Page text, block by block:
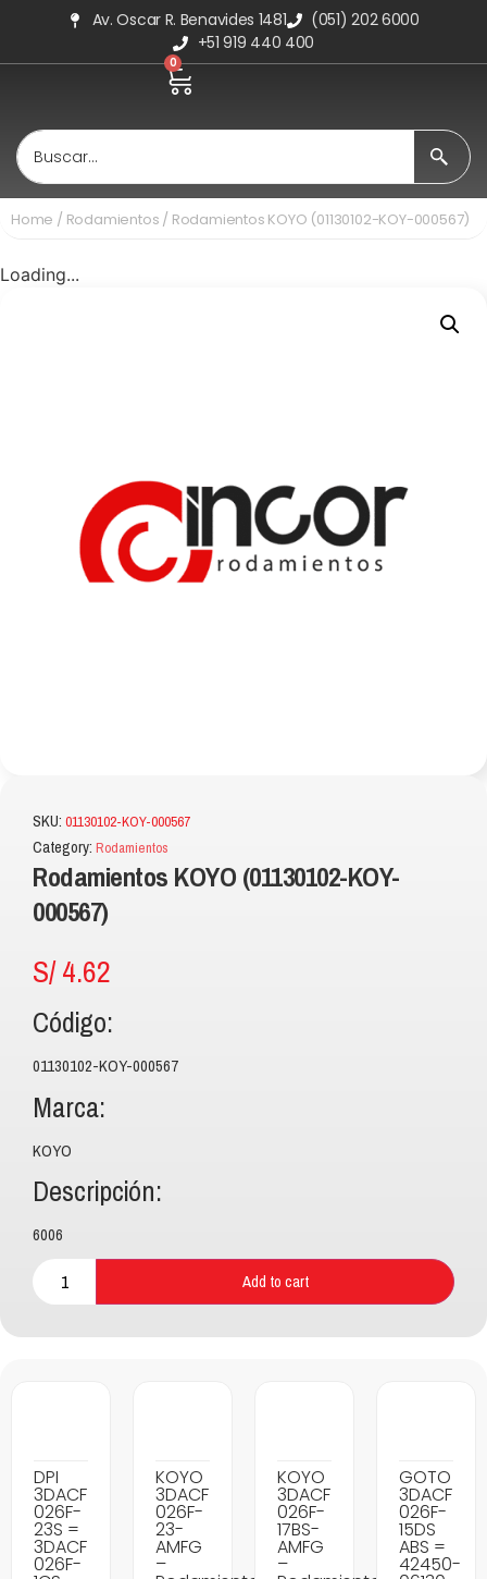
Av. Oscar R. Benavides 1481
(051) 202 6000
+51 919 440 400
0
Home / Rodamientos / Rodamientos KOYO (01130102-KOY-000567)
Loading...
SKU: 01130102-KOY-000567
Category: Rodamientos
Rodamientos KOYO (01130102-KOY-
000567)
S/4.62
Código:
01130102-KOY-000567
Marca:
KOYO
Descripción:
6006
Add to cart
DPI
3DACF
026F-
23S =
3DACF
026F-
KOYO
3DACF
026F-
23-
AMFG
–
KOYO
3DACF
026F-
17BS-
AMFG
–
GOTO
3DACF
026F-
15DS
ABS =
42450-